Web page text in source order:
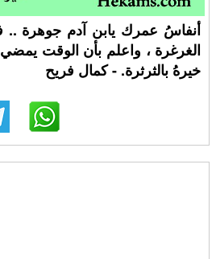
أنفاسُ عمرك يابن آدم جوهرة ..
الغرغرة ، واعلم بأن الوقت
خيرهُ بالثرثرة. - كمال فريح